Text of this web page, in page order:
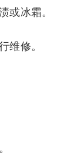
或冰霜。
维修。